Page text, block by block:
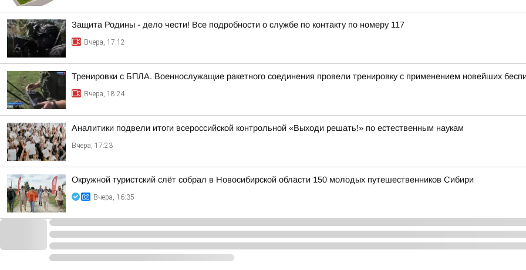
Защита Родины - дело чести! Все подробности о службе по контакту по номеру 117
Вчера, 17:12
Тренировки с БПЛА. Военнослужащие ракетного соединения провели тренировку с применением новейших
Вчера, 18:24
Аналитики подвели итоги всероссийской контрольной «Выходи решать!» по естественным наукам
Вчера, 17:23
Окружной туристский слёт собрал в Новосибирской области 150 молодых путешественников Сибири
Вчера, 16:35